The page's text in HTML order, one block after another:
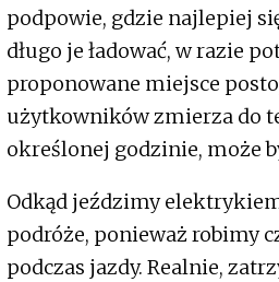
podpowie, gdzie najlepiej
długo je ładować, w razie
proponowane miejsce
użytkowników zmierza do
określonej godzinie, może
Odkąd jeździmy
podróże, ponieważ robimy
podczas jazdy. Realnie,